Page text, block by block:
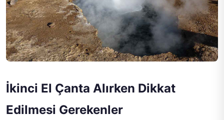
İkinci El Çanta Alırken Dikkat
Edilmesi Gerekenler